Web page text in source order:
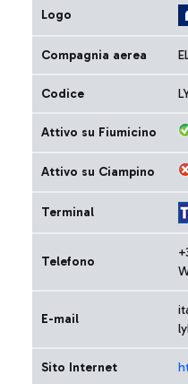
Logo
Compagnia aerea
Codice
Attivo su Fiumicino
Attivo su Ciampino
Terminal
Telefono
E-mail
Sito Internet